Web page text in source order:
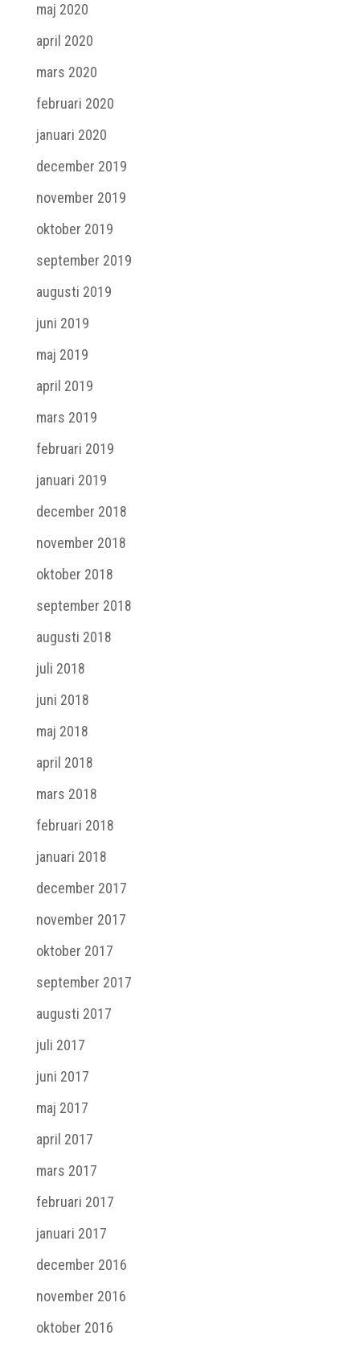
maj 2020
april 2020
mars 2020
februari 2020
januari 2020
december 2019
november 2019
oktober 2019
september 2019
augusti 2019
juni 2019
maj 2019
april 2019
mars 2019
februari 2019
januari 2019
december 2018
november 2018
oktober 2018
september 2018
augusti 2018
juli 2018
juni 2018
maj 2018
april 2018
mars 2018
februari 2018
januari 2018
december 2017
november 2017
oktober 2017
september 2017
augusti 2017
juli 2017
juni 2017
maj 2017
april 2017
mars 2017
februari 2017
januari 2017
december 2016
november 2016
oktober 2016